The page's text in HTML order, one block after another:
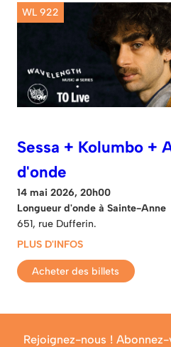
WL 922
Sessa + Kolumbo +
d'onde
14 mai 2026, 20h00
Longueur d'onde à Sainte-Anne
651, rue Dufferin.
PLUS D'INFOS
Acheter des billets
Rejoignez-nous !